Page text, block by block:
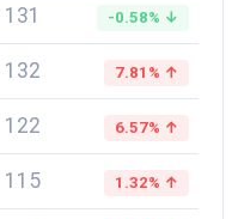
131 -0.58% ↓
132 7.81% ↑
122 6.57% ↑
115 1.32% ↑